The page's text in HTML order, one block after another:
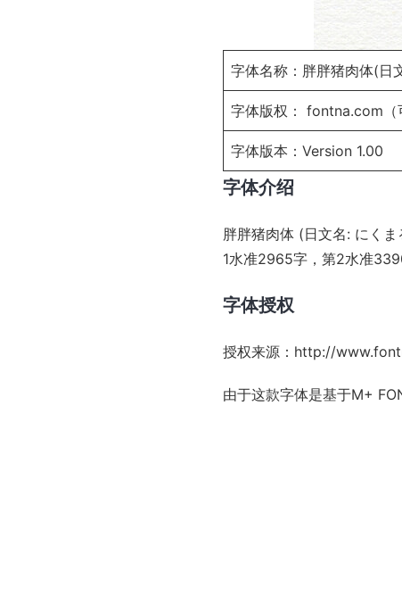
字体名称：胖胖猪肉体(日
字体版权： fontna.com（
字体版本：Version 1.00
字体介绍
胖胖猪肉体 (日文名: にく
1水准2965字，第2水准
字体授权
授权来源： http://
由于这款字体是基于M+